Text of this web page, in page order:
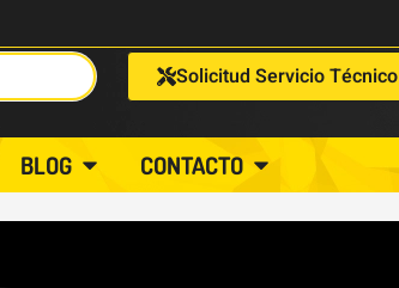
Solicitud Servicio Técnico
BLOG CONTACTO